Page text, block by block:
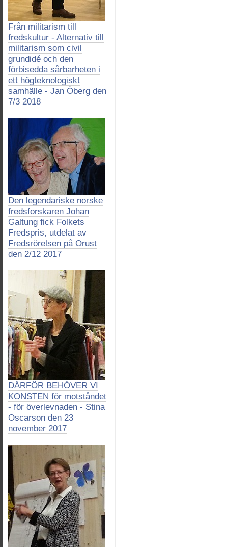
Från militarism till
fredskultur - Alternativ till
militarism som civil
grundidé och den
förbisedda sårbarheten i
ett högteknologiskt
samhälle - Jan Öberg den
7/3 2018
Den legendariske norske
fredsforskaren Johan
Galtung fick Folkets
Fredspris, utdelat av
Fredsrörelsen på Orust
den 2/12 2017
DÄRFÖR BEHÖVER VI
KONSTEN för motståndet
- för överlevnaden - Stina
Oscarson den 23
november 2017